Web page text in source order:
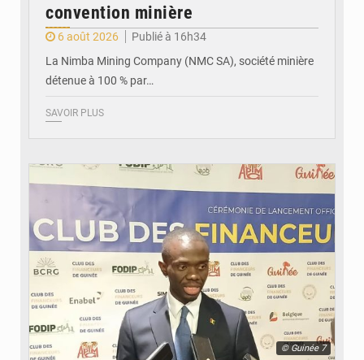
convention minière
6 août 2026
Publié à 16h34
La Nimba Mining Company (NMC SA), société minière
détenue à 100 % par…
SAVOIR PLUS
© Guinée 7